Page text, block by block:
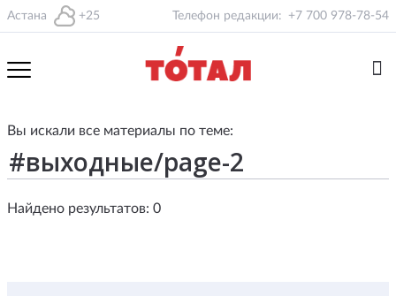
Астана +25 Телефон редакции: +7 700 978-78-54
Вы искали все материалы по теме:
Найдено результатов: 0